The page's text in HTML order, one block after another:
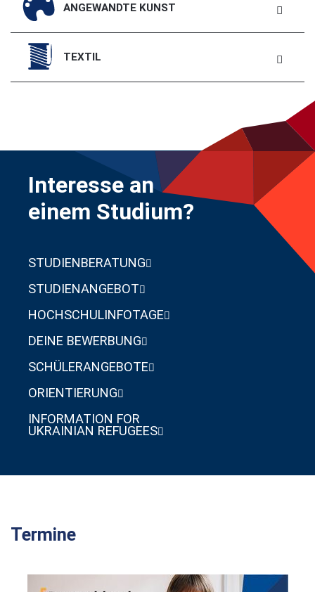
ANGEWANDTE KUNST
TEXTIL
Interesse an
einem Studium?
STUDIENBERATUNG
STUDIENANGEBOT
HOCHSCHULINFOTAGE
DEINE BEWERBUNG
SCHÜLERANGEBOTE
ORIENTIERUNG
INFORMATION FOR
UKRAINIAN REFUGEES
Termine